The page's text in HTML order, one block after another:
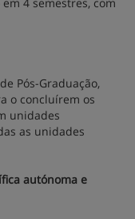
Pós-Graduação,
o concluírem os
unidades
as unidades
autónoma e